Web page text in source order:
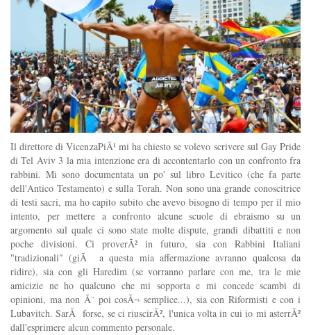
Il direttore di VicenzaPiÃ¹ mi ha chiesto se volevo scrivere sul Gay Pride
di Tel Aviv 3 la mia intenzione era di accontentarlo con un confronto fra
rabbini. Mi sono documentata un po' sul libro Levitico (che fa parte
dell'Antico Testamento) e sulla Torah. Non sono una grande conoscitrice
di testi sacri, ma ho capito subito che avevo bisogno di tempo per il mio
intento, per mettere a confronto alcune scuole di ebraismo su un
argomento sul quale ci sono state molte dispute, grandi dibattiti e non
poche divisioni. Ci proverÃ² in futuro, sia con Rabbini Italiani
"tradizionali" (giÃ a questa mia affermazione avranno qualcosa da
ridire), sia con gli Haredim (se vorranno parlare con me, tra le mie
amicizie ne ho qualcuno che mi sopporta e mi concede scambi di
opinioni, ma non Ã¨ poi cosÃ¬ semplice...), sia con Riformisti e con i
Lubavitch. SarÃ forse, se ci riuscirÃ², l'unica volta in cui io mi asterrÃ²
dall'esprimere alcun commento personale.